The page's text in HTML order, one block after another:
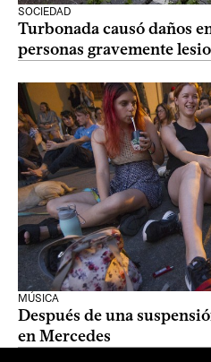
SOCIEDAD
Turbonada causó daños
personas gravemente
MÚSICA
Después de una
en Mercedes